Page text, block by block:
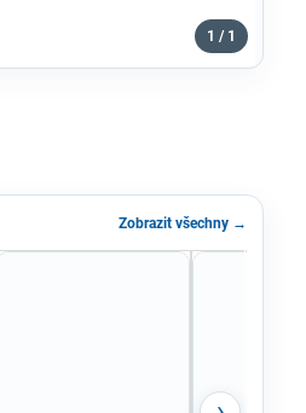
1 / 1
Zobrazit všechny →